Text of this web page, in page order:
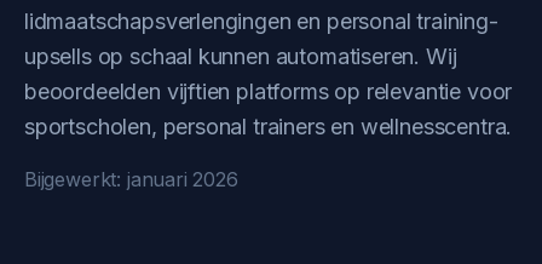
lidmaatschapsverlengingen en personal training-
upsells op schaal kunnen automatiseren. Wij
beoordeelden vijftien platforms op relevantie voor
sportscholen, personal trainers en wellnesscentra.
Bijgewerkt: januari 2026